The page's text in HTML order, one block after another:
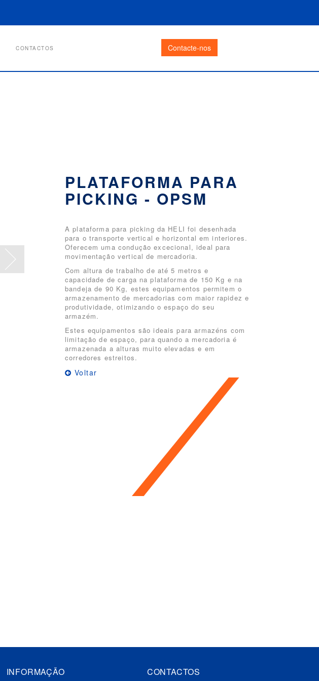
CONTACTOS Contacte-nos
PLATAFORMA PARA
PICKING - OPSM
A plataforma para picking da HELI foi desenhada
para o transporte vertical e horizontal em interiores.
Oferecem uma condução excecional, ideal para
movimentação vertical de mercadoria.
Com altura de trabalho de até 5 metros e
capacidade de carga na plataforma de 150 Kg e na
bandeja de 90 Kg, estes equipamentos permitem o
armazenamento de mercadorias com maior rapidez e
produtividade, otimizando o espaço do seu
armazém.
Estes equipamentos são ideais para armazéns com
limitação de espaço, para quando a mercadoria é
armazenada a alturas muito elevadas e em
corredores estreitos.
Voltar
INFORMAÇÃO CONTACTOS